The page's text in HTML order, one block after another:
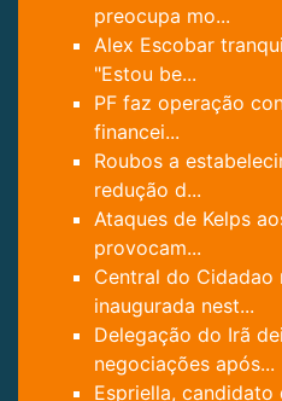
preocupa mo...
Alex Escobar
"Estou be...
PF faz operação
financei...
Roubos a
redução d...
Ataques de Kelps
provocam...
Central do Cidadao
inaugurada nest...
Delegação do Irã
negociações após...
Espriella,